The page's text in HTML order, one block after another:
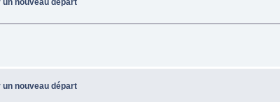
un nouveau départ